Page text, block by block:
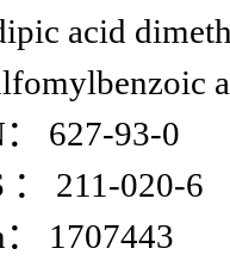
acid
627-93-0
： 211-020-6
1707443